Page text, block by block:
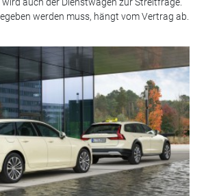
werden muss, hängt vom Vertrag ab.